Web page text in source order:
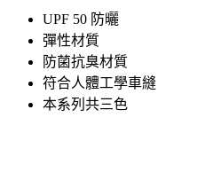
UPF 50 防曬
彈性材質
防菌抗臭材質
符合人體工學車縫
本系列共三色